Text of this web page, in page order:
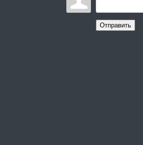
Отправить